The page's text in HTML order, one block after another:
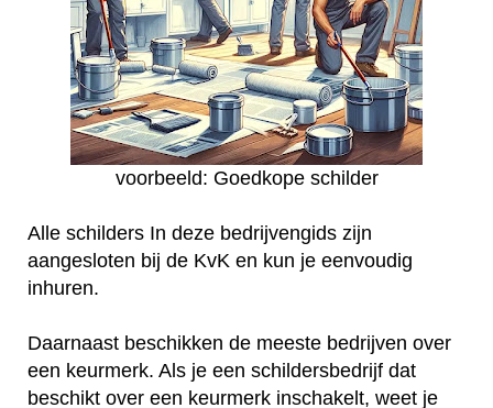
voorbeeld: Goedkope schilder
Alle schilders In deze bedrijvengids zijn
aangesloten bij de KvK en kun je eenvoudig
inhuren.
Daarnaast beschikken de meeste bedrijven over
een keurmerk. Als je een schildersbedrijf dat
beschikt over een keurmerk inschakelt, weet je